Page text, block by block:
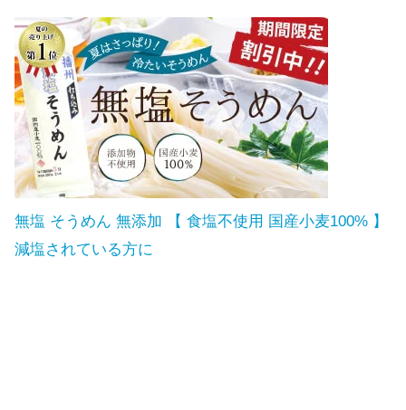
無塩 そうめん 無添加 【 食塩不使用 国産小麦100% 】
減塩されている方に